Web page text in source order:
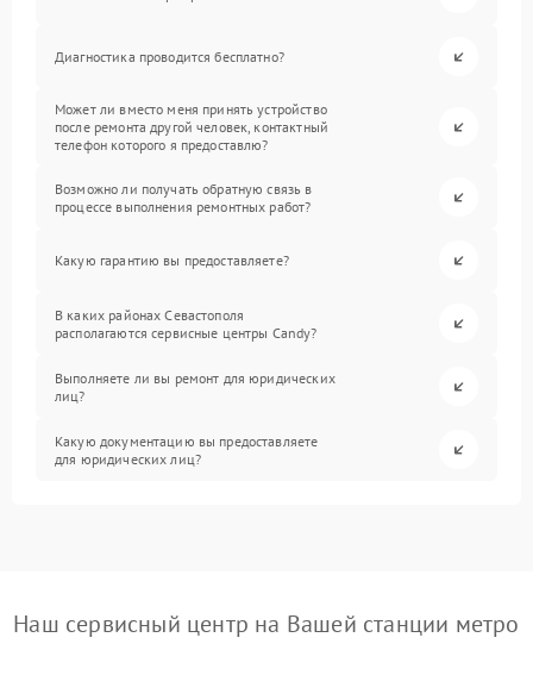
Диагностика проводится бесплатно?
Может ли вместо меня принять устройство
после ремонта другой человек, контактный
телефон которого я предоставлю?
Возможно ли получать обратную связь в
процессе выполнения ремонтных работ?
Какую гарантию вы предоставляете?
В каких районах Севастополя
располагаются сервисные центры Candy?
Выполняете ли вы ремонт для юридических
лиц?
Какую документацию вы предоставляете
для юридических лиц?
Наш сервисный центр на Вашей станции метро